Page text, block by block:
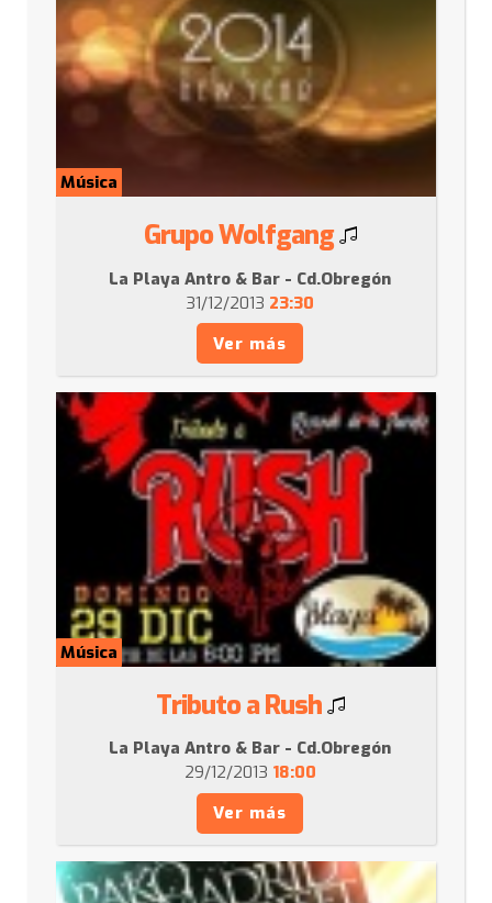
Música
Grupo Wolfgang
La Playa Antro & Bar - Cd.Obregón
31/12/2013 23:30
Ver más
Música
Tributo a Rush
La Playa Antro & Bar - Cd.Obregón
29/12/2013 18:00
Ver más